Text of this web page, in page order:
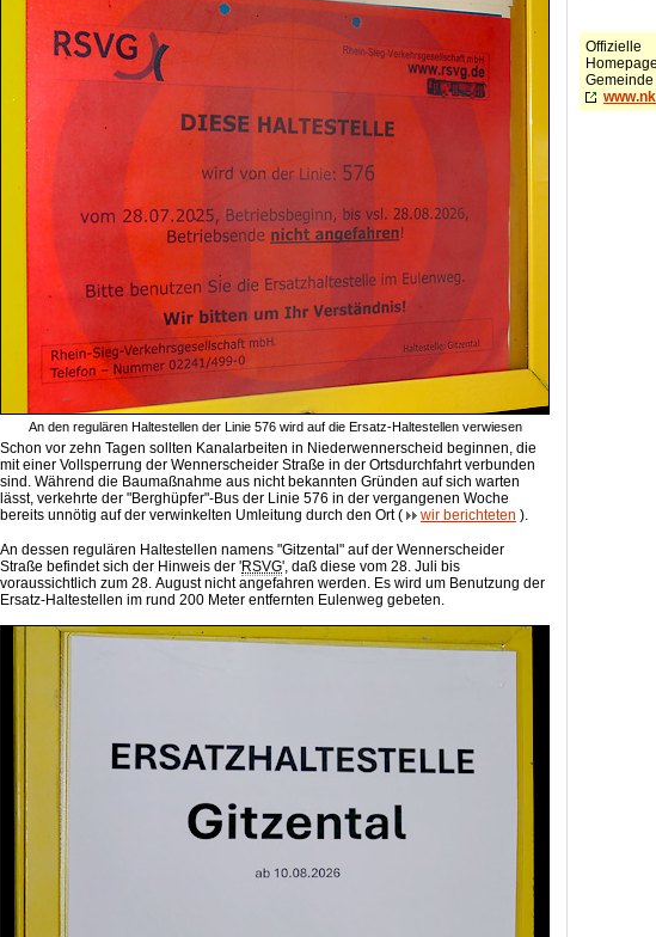
An den regulären Haltestellen der Linie 576 wird auf die Ersatz-Haltestellen verwiesen
Schon vor zehn Tagen sollten Kanalarbeiten in Niederwennerscheid beginnen, die
mit einer Vollsperrung der Wennerscheider Straße in der Ortsdurchfahrt verbunden
sind. Während die Baumaßnahme aus nicht bekannten Gründen auf sich warten
lässt, verkehrte der "Berghüpfer"-Bus der Linie 576 in der vergangenen Woche
bereits unnötig auf der verwinkelten Umleitung durch den Ort (
wir berichteten ).
An dessen regulären Haltestellen namens "Gitzental" auf der Wennerscheider
Straße befindet sich der Hinweis der 'RSVG', daß diese vom 28. Juli bis
voraussichtlich zum 28. August nicht angefahren werden. Es wird um Benutzung der
Ersatz-Haltestellen im rund 200 Meter entfernten Eulenweg gebeten.
Offizielle
Homepage
Gemeinde